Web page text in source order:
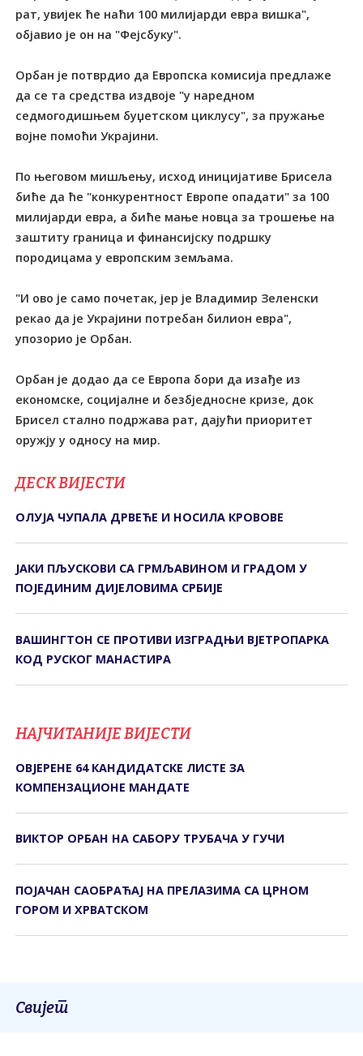
рат, увијек ће наћи 100 милијарди евра вишка",
објавио је он на "Фејсбуку".
Орбан је потврдио да Европска комисија предлаже
да се та средства издвоје "у наредном
седмогодишњем буџетском циклусу", за пружање
војне помоћи Украјини.
По његовом мишљењу, исход иницијативе Брисела
биће да ће "конкурентност Европе опадати" за 100
милијарди евра, а биће мање новца за трошење на
заштиту граница и финансијску подршку
породицама у европским земљама.
"И ово је само почетак, јер је Владимир Зеленски
рекао да је Украјини потребан билион евра",
упозорио је Орбан.
Орбан је додао да се Европа бори да изађе из
економске, социјалне и безбједносне кризе, док
Брисел стално подржава рат, дајући приоритет
оружју у односу на мир.
ДЕСК ВИЈЕСТИ
ОЛУЈА ЧУПАЛА ДРВЕЋЕ И НОСИЛА КРОВОВЕ
ЈАКИ ПЉУСКОВИ СА ГРМЉАВИНОМ И ГРАДОМ У
ПОЈЕДИНИМ ДИЈЕЛОВИМА СРБИЈЕ
ВАШИНГТОН СЕ ПРОТИВИ ИЗГРАДЊИ ВЈЕТРОПАРКА
КОД РУСКОГ МАНАСТИРА
НАЈЧИТАНИЈЕ ВИЈЕСТИ
ОВЈЕРЕНЕ 64 КАНДИДАТСКЕ ЛИСТЕ ЗА
КОМПЕНЗАЦИОНЕ МАНДАТЕ
ВИКТОР ОРБАН НА САБОРУ ТРУБАЧА У ГУЧИ
ПОЈАЧАН САОБРАЋАЈ НА ПРЕЛАЗИМА СА ЦРНОМ
ГОРОМ И ХРВАТСКОМ
Свијет